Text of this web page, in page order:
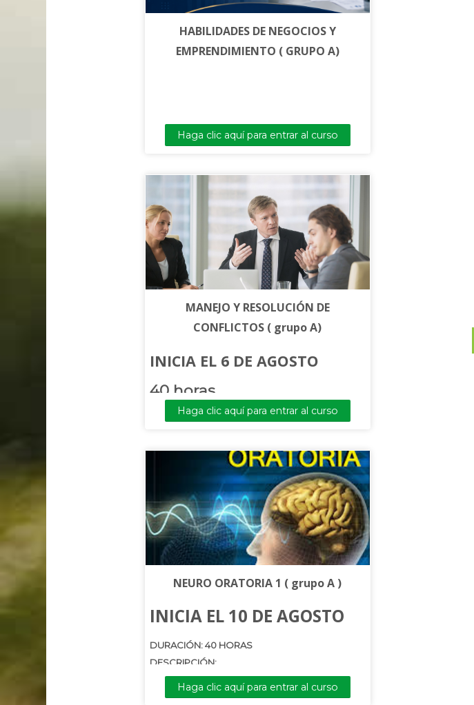
HABILIDADES DE NEGOCIOS Y
EMPRENDIMIENTO ( GRUPO A)
Haga clic aquí para entrar al curso
MANEJO Y RESOLUCIÓN DE
CONFLICTOS ( grupo A)
INICIA EL 6 DE AGOSTO
40 horas
Haga clic aquí para entrar al curso
NEURO ORATORIA 1 ( grupo A )
INICIA EL 10 DE AGOSTO
DURACIÓN: 40 HORAS
DESCRIPCIÓN:
El curso de Neuro Oratoria imparte conocimientos y
habilidades para el manejo del miedo escénico, la
Haga clic aquí para entrar al curso